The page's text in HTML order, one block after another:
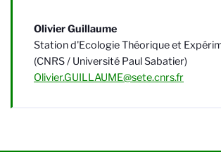
Olivier Guillaume
Station d'Ecologie Théorique et
(CNRS / Université Paul Sabatier)
Olivier.GUILLAUME@sete.cnrs.fr